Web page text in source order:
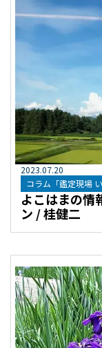
2023.07.20
コラム「鑑定現場 い
よこはまの情
ン / 桂健二